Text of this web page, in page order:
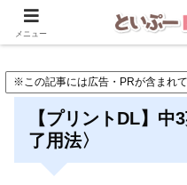
※この記事には広告・PRが含まれ
【プリントDL】
了用法〉
メニュー